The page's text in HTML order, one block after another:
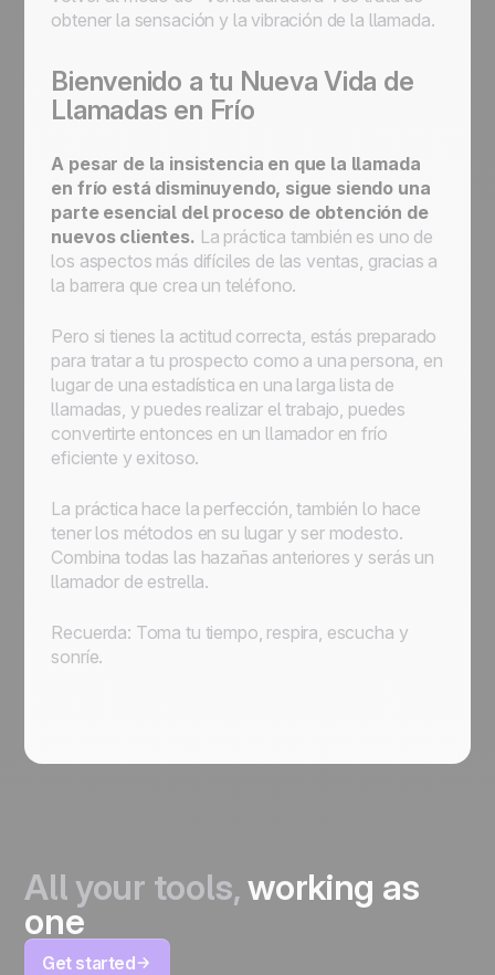
obtener la sensación y la vibración de la llamada.
Bienvenido a tu Nueva Vida de
Llamadas en Frío
A pesar de la insistencia en que la llamada
en frío está disminuyendo, sigue siendo una
parte esencial del proceso de obtención de
nuevos clientes. La práctica también es uno de
los aspectos más difíciles de las ventas, gracias a
la barrera que crea un teléfono.
Pero si tienes la actitud correcta, estás preparado
para tratar a tu prospecto como a una persona, en
lugar de una estadística en una larga lista de
llamadas, y puedes realizar el trabajo, puedes
convertirte entonces en un llamador en frío
eficiente y exitoso.
La práctica hace la perfección, también lo hace
tener los métodos en su lugar y ser modesto.
Combina todas las hazañas anteriores y serás un
llamador de estrella.
Recuerda: Toma tu tiempo, respira, escucha y
sonríe.
All your tools,working as
one
Get started